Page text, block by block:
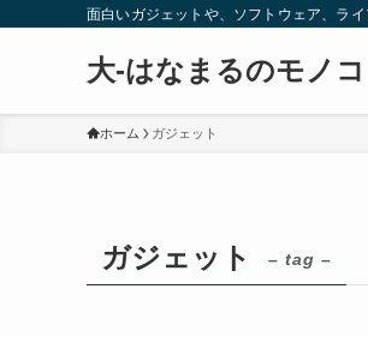
面白いガジェットや、ソフトウェア、ラ
大-はなまるのモノ
ホーム ガジェット
ガジェット – tag –